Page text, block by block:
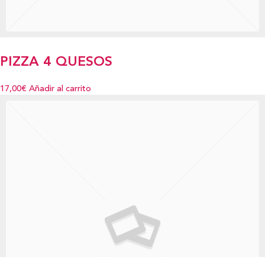
PIZZA 4 QUESOS
17,00€ Añadir al carrito